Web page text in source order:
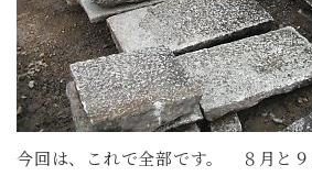
今回は、これで全部です。 ８月と